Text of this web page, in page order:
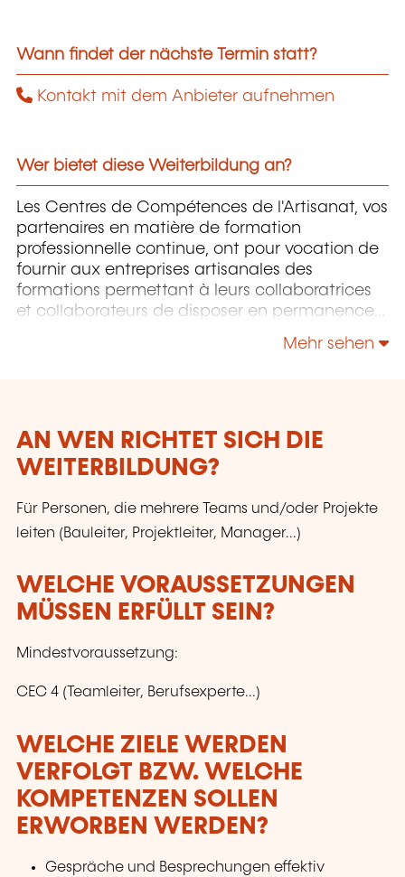
Wann findet der nächste Termin statt?
Kontakt mit dem Anbieter aufnehmen
Wer bietet diese Weiterbildung an?
Les Centres de Compétences de l'Artisanat, vos
partenaires en matière de formation
professionnelle continue, ont pour vocation de
fournir aux entreprises artisanales des
formations permettant à leurs collaboratrices
et collaborateurs de disposer en permanence
des compétences nécessaires pour faire face
aux nouvelles donnes technologiques,
Mehr sehen
AN WEN RICHTET SICH DIE
WEITERBILDUNG?
Für Personen, die mehrere Teams und/oder Projekte
leiten (Bauleiter, Projektleiter, Manager...)
WELCHE VORAUSSETZUNGEN
MÜSSEN ERFÜLLT SEIN?
Mindestvoraussetzung:
CEC 4 (Teamleiter, Berufsexperte...)
WELCHE ZIELE WERDEN
VERFOLGT BZW. WELCHE
KOMPETENZEN SOLLEN
ERWORBEN WERDEN?
Gespräche und Besprechungen effektiv